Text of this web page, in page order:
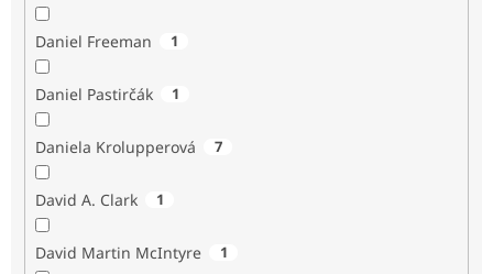
Daniel Freeman 1
Daniel Pastirčák 1
Daniela Krolupperová 7
David A. Clark 1
David Martin McIntyre 1